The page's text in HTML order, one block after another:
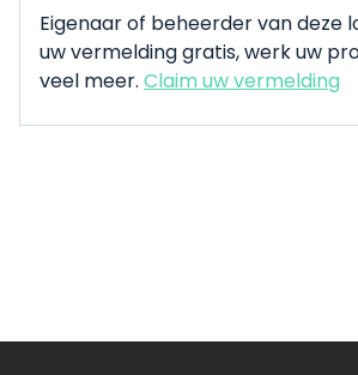
Eigenaar of beheerder van deze
uw vermelding gratis, werk uw
veel meer. Claim uw vermelding